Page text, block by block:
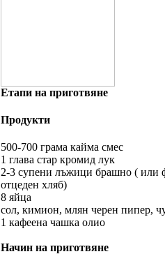
Етапи на приготвяне
Продукти
500-700 грама кайма смес
1 глава стар кромид лук
2-3 супени лъжици брашно ( или
отцеден хляб)
8 яйца
сол, кимион, млян черен пипер,
1 кафеена чашка олио
Начин на приготвяне